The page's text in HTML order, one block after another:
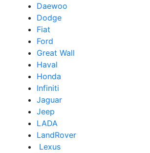
Daewoo
Dodge
Fiat
Ford
Great Wall
Haval
Honda
Infiniti
Jaguar
Jeep
LADA
LandRover
Lexus